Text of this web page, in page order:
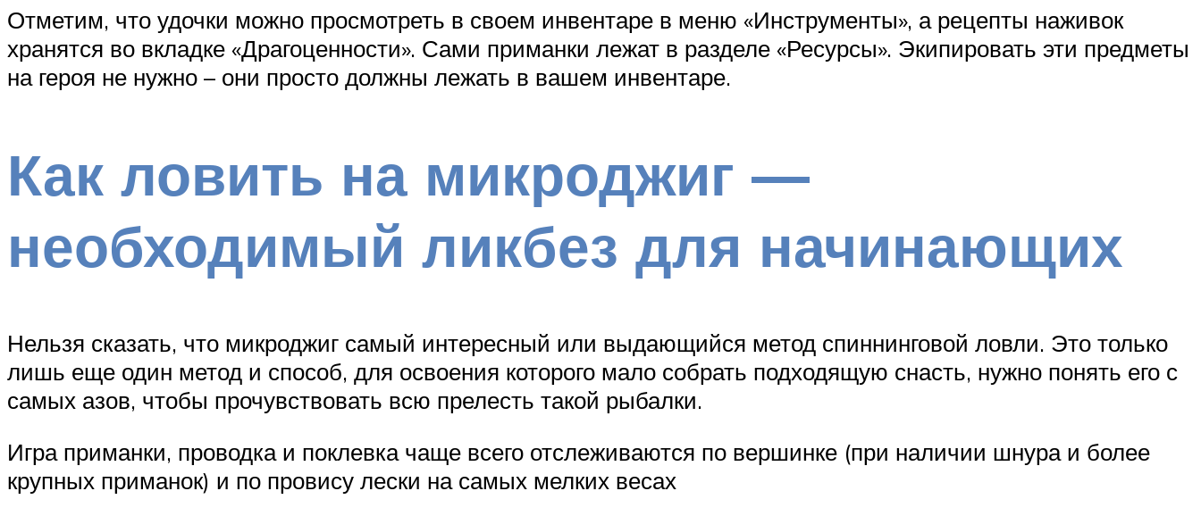
Отметим, что удочки можно просмотреть в своем инвентаре в меню «Инструменты», а рецепты наживок
хранятся во вкладке «Драгоценности». Сами приманки лежат в разделе «Ресурсы». Экипировать эти предметы
на героя не нужно – они просто должны лежать в вашем инвентаре.
Как ловить на микроджиг —
необходимый ликбез для начинающих
Нельзя сказать, что микроджиг самый интересный или выдающийся метод спиннинговой ловли. Это только
лишь еще один метод и способ, для освоения которого мало собрать подходящую снасть, нужно понять его с
самых азов, чтобы прочувствовать всю прелесть такой рыбалки.
Игра приманки, проводка и поклевка чаще всего отслеживаются по вершинке (при наличии шнура и более
крупных приманок) и по провису лески на самых мелких весах